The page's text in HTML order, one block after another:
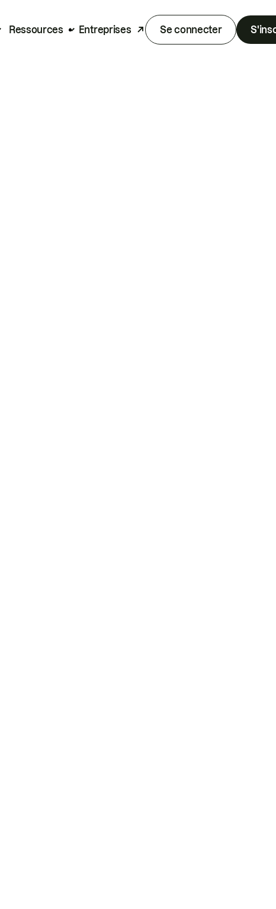
Ressources Entreprises Se connecter